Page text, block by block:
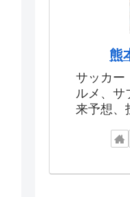
熊
サッカー
ルメ、サ
来予想、